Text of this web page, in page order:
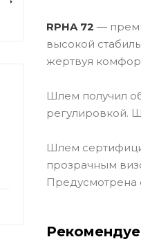
RPHA 72 —
высокой
жертвуя
Шлем получил
регулировкой.
Шлем
прозрачным
Предусмотрена